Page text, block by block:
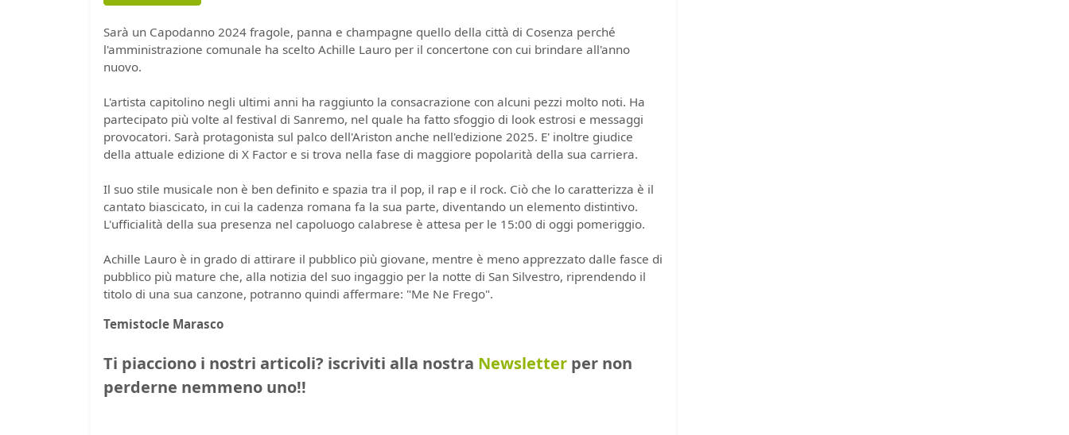
Sarà un Capodanno 2024 fragole, panna e champagne quello della città di Cosenza perché
l'amministrazione comunale ha scelto Achille Lauro per il concertone con cui brindare all'anno
nuovo.
L'artista capitolino negli ultimi anni ha raggiunto la consacrazione con alcuni pezzi molto noti. Ha
partecipato più volte al festival di Sanremo, nel quale ha fatto sfoggio di look estrosi e messaggi
provocatori. Sarà protagonista sul palco dell'Ariston anche nell'edizione 2025. E' inoltre giudice
della attuale edizione di X Factor e si trova nella fase di maggiore popolarità della sua carriera.
Il suo stile musicale non è ben definito e spazia tra il pop, il rap e il rock. Ciò che lo caratterizza è il
cantato biascicato, in cui la cadenza romana fa la sua parte, diventando un elemento distintivo.
L'ufficialità della sua presenza nel capoluogo calabrese è attesa per le 15:00 di oggi pomeriggio.
Achille Lauro è in grado di attirare il pubblico più giovane, mentre è meno apprezzato dalle fasce di
pubblico più mature che, alla notizia del suo ingaggio per la notte di San Silvestro, riprendendo il
titolo di una sua canzone, potranno quindi affermare: "Me Ne Frego".
Temistocle Marasco
Ti piacciono i nostri articoli? iscriviti alla nostra Newsletter per non
perderne nemmeno uno!!